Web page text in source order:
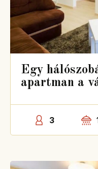
Egy
apartman a
3